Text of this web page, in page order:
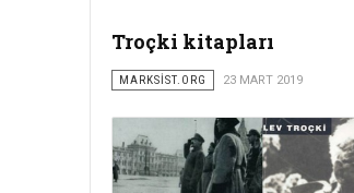
Troçki kitapları
MARKSİST.ORG 23 MART 2019